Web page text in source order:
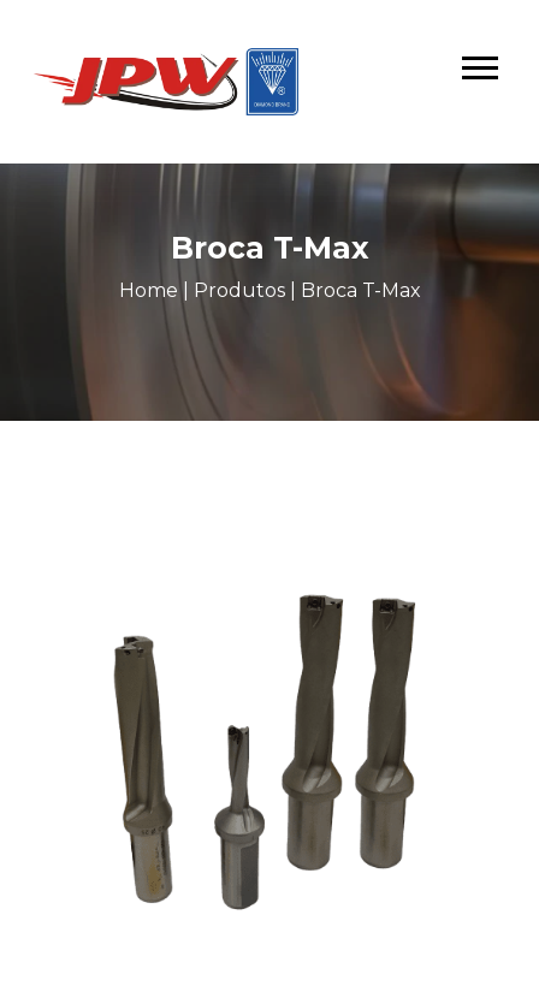
Broca T-Max
Home| Produtos| Broca T-Max